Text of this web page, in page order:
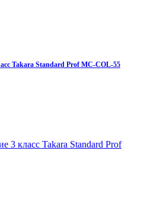
Takara Standard Prof MC-COL-55